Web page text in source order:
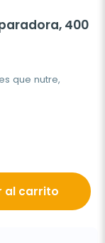
400
que nutre,
al carrito